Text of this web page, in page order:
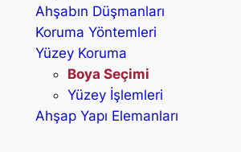
Ahşabın Düşmanları
Koruma Yöntemleri
Yüzey Koruma
Boya Seçimi
Yüzey İşlemleri
Ahşap Yapı Elemanları